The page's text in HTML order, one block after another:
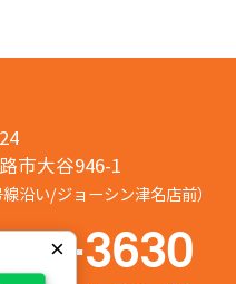
市大谷946-1
線沿い/ジョーシン津名店前）
3630
×